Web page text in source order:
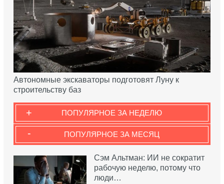
Автономные экскаваторы подготовят Луну к
строительству баз
ПОПУЛЯРНОЕ ЗА НЕДЕЛЮ
+
ПОПУЛЯРНОЕ ЗА МЕСЯЦ
-
Сэм Альтман: ИИ не сократит
рабочую неделю, потому что
люди…